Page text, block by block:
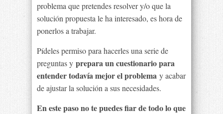
problema que pretendes resolver y/o que la
solución propuesta le ha interesado, es hora de
ponerlos a trabajar.
Pídeles permiso para hacerles una serie de
preguntas y prepara un cuestionario para
entender todavía mejor el problema y acabar
de ajustar la solución a sus necesidades.
En este paso no te puedes fiar de todo lo que